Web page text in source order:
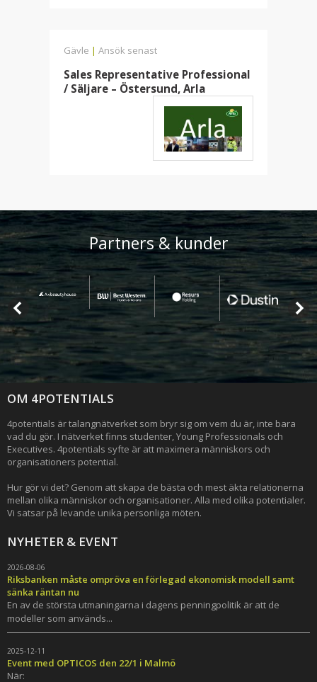
Gävle | Ansök senast
Sales Representative Professional
/ Säljare – Östersund, Arla
Partners & kunder
OM 4POTENTIALS
4potentials är talangnätverket som bryr sig om vem du är, inte bara
vad du gör. I nätverket finns studenter, Young Professionals och
Executives. 4potentials syfte är att maximera människors och
organisationers potential.
Hur gör vi det? Genom att skapa de bästa och mest äkta relationerna
mellan olika människor och organisationer. Alla med olika potentialer.
Vi satsar på levande unika personliga möten.
NYHETER & EVENT
2026-08-06
Riksbanken måste ompröva en förlegad ekonomisk modell samt
sänka räntan nu
En av de största utmaningarna i dagens penningpolitik är att de
modeller som används...
2025-12-11
Event med OPTICOS den 22/1 i Malmö
När: